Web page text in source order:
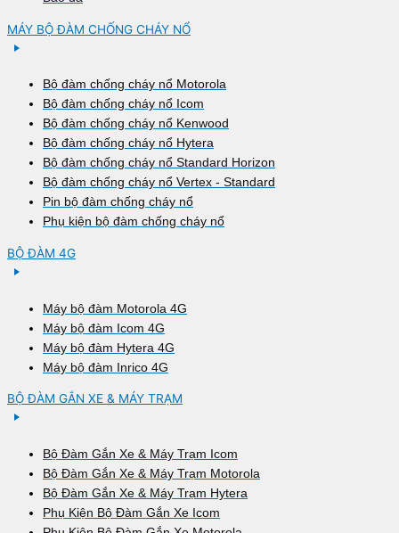
MÁY BỘ ĐÀM CHỐNG CHÁY NỔ
Bộ đàm chống cháy nổ Motorola
Bộ đàm chống cháy nổ Icom
Bộ đàm chống cháy nổ Kenwood
Bộ đàm chống cháy nổ Hytera
Bộ đàm chống cháy nổ Standard Horizon
Bộ đàm chống cháy nổ Vertex - Standard
Pin bộ đàm chống cháy nổ
Phụ kiện bộ đàm chống cháy nổ
BỘ ĐÀM 4G
Máy bộ đàm Motorola 4G
Máy bộ đàm Icom 4G
Máy bộ đàm Hytera 4G
Máy bộ đàm Inrico 4G
BỘ ĐÀM GẮN XE & MÁY TRẠM
Bộ Đàm Gắn Xe & Máy Trạm Icom
Bộ Đàm Gắn Xe & Máy Trạm Motorola
Bộ Đàm Gắn Xe & Máy Trạm Hytera
Phụ Kiện Bộ Đàm Gắn Xe Icom